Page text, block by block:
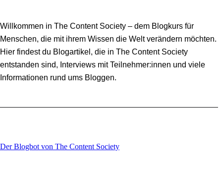
Willkommen in The Content Society – dem Blogkurs für
Menschen, die mit ihrem Wissen die Welt verändern möchten.
Hier findest du Blogartikel, die in The Content Society
entstanden sind, Interviews mit Teilnehmer:innen und viele
Informationen rund ums Bloggen.
Der Blogbot von The Content Society